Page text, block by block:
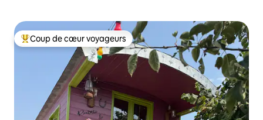
Coups de cœur voyageurs les plus appréciés
Coup de cœur voyageurs